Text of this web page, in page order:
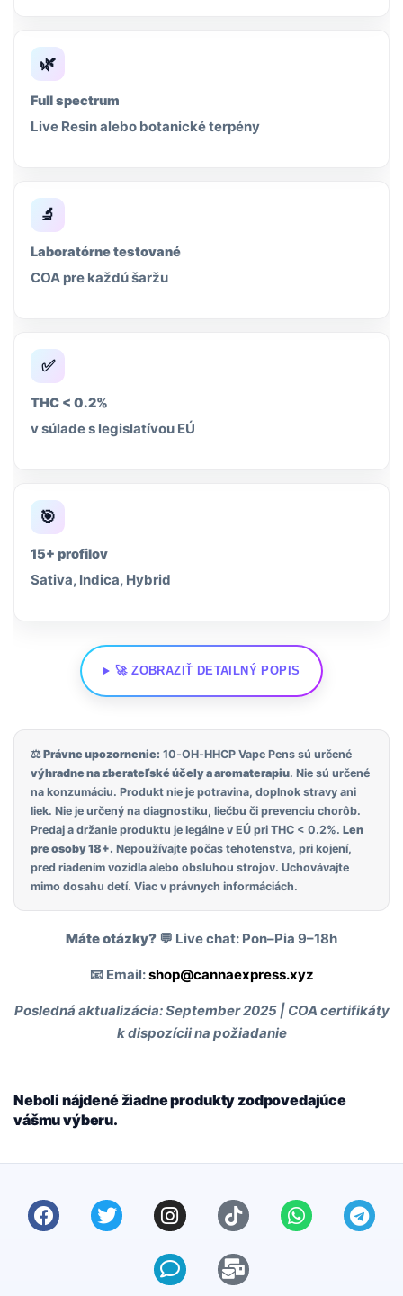
🌿
Full spectrum
Live Resin alebo botanické terpény
🔬
Laboratórne testované
COA pre každú šaržu
✅
THC < 0.2%
v súlade s legislatívou EÚ
🎯
15+ profilov
Sativa, Indica, Hybrid
🚀 ZOBRAZIŤ DETAILNÝ POPIS
⚖️ Právne upozornenie: 10‑OH‑HHCP Vape Pens sú určené
výhradne na zberateľské účely a aromaterapiu. Nie sú určené
na konzumáciu. Produkt nie je potravina, doplnok stravy ani
liek. Nie je určený na diagnostiku, liečbu či prevenciu chorôb.
Predaj a držanie produktu je legálne v EÚ pri THC < 0.2%. Len
pre osoby 18+. Nepoužívajte počas tehotenstva, pri kojení,
pred riadením vozidla alebo obsluhou strojov. Uchovávajte
mimo dosahu detí. Viac v právnych informáciách.
Máte otázky? 💬 Live chat: Pon–Pia 9–18h
📧 Email:shop@cannaexpress.xyz
Posledná aktualizácia: September 2025 | COA certifikáty
k dispozícii na požiadanie
Neboli nájdené žiadne produkty zodpovedajúce
vášmu výberu.